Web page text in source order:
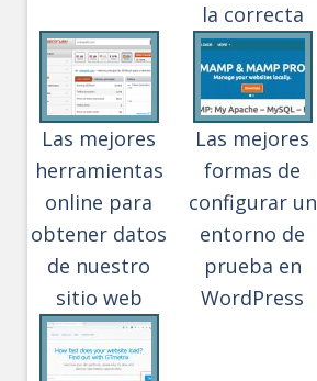
la correcta
Las mejores
herramientas
online para
obtener datos
de nuestro
sitio web
Las mejores
formas de
configurar un
entorno de
prueba en
WordPress